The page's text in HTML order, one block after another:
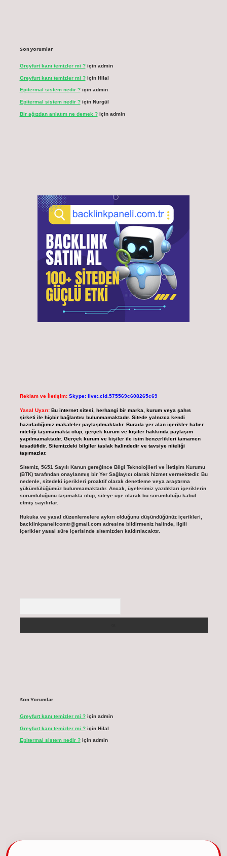
Son yorumlar
Greyfurt kanı temizler mi ?için admin
Greyfurt kanı temizler mi ?için Hilal
Epitermal sistem nedir ?için admin
Epitermal sistem nedir ?için Nurgül
Bir ağızdan anlatım ne demek ?için admin
Reklam ve İletişim: Skype: live:.cid.575569c608265c69
Yasal Uyarı: Bu internet sitesi, herhangi bir marka, kurum veya şahıs
şirketi ile hiçbir bağlantısı bulunmamaktadır. Sitede yalnızca kendi
hazırladığımız makaleler paylaşılmaktadır. Burada yer alan içerikler haber
niteliği taşımamakta olup, gerçek kurum ve kişiler hakkında paylaşım
yapılmamaktadır. Gerçek kurum ve kişiler ile isim benzerlikleri tamamen
tesadüfidir. Sitemizdeki bilgiler taslak halindedir ve tavsiye niteliği
taşımazlar.
Sitemiz, 5651 Sayılı Kanun gereğince Bilgi Teknolojileri ve İletişim Kurumu
(BTK) tarafından onaylanmış bir Yer Sağlayıcı olarak hizmet vermektedir. Bu
nedenle, sitedeki içerikleri proaktif olarak denetleme veya araştırma
yükümlülüğümüz bulunmamaktadır. Ancak, üyelerimiz yazdıkları içeriklerin
sorumluluğunu taşımakta olup, siteye üye olarak bu sorumluluğu kabul
etmiş sayılırlar.
Hukuka ve yasal düzenlemelere aykırı olduğunu düşündüğünüz içerikleri,
backlinkpanelicomtr@gmail.comadresine bildirmeniz halinde, ilgili
içerikler yasal süre içerisinde sitemizden kaldırılacaktır.
Son Yorumlar
Greyfurt kanı temizler mi ?için admin
Greyfurt kanı temizler mi ?için Hilal
Epitermal sistem nedir ?için admin